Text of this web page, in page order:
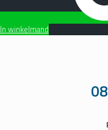
In winkelmand